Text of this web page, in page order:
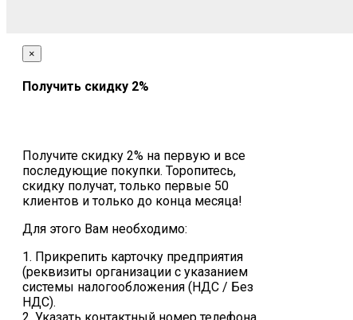
×
Получить скидку 2%
Получите скидку 2% на первую и все
последующие покупки. Торопитесь,
скидку получат, только первые 50
клиентов и только до конца месяца!
Для этого Вам необходимо:
1. Прикрепить карточку предприятия
(реквизиты организации с указанием
системы налогообложения (НДС / Без
НДС).
2. Указать контактный номер телефона.